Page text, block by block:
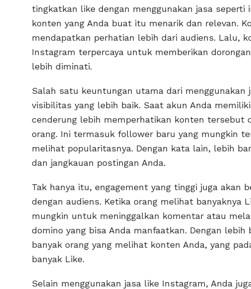
tingkatkan like dengan menggunakan jasa
konten yang Anda buat itu menarik dan relevan.
mendapatkan perhatian lebih dari audiens. Lalu,
Instagram terpercaya untuk memberikan
lebih diminati.
Salah satu keuntungan utama dari
visibilitas yang lebih baik. Saat akun Anda
cenderung lebih memperhatikan konten tersebut
orang. Ini termasuk follower baru yang mungkin
melihat popularitasnya. Dengan kata lain, lebih
dan jangkauan postingan Anda.
Tak hanya itu, engagement yang tinggi juga akan
dengan audiens. Ketika orang melihat banyaknya
mungkin untuk meninggalkan komentar atau
domino yang bisa Anda manfaatkan. Dengan
banyak orang yang melihat konten Anda, yang
banyak Like.
Selain menggunakan jasa like Instagram, Anda